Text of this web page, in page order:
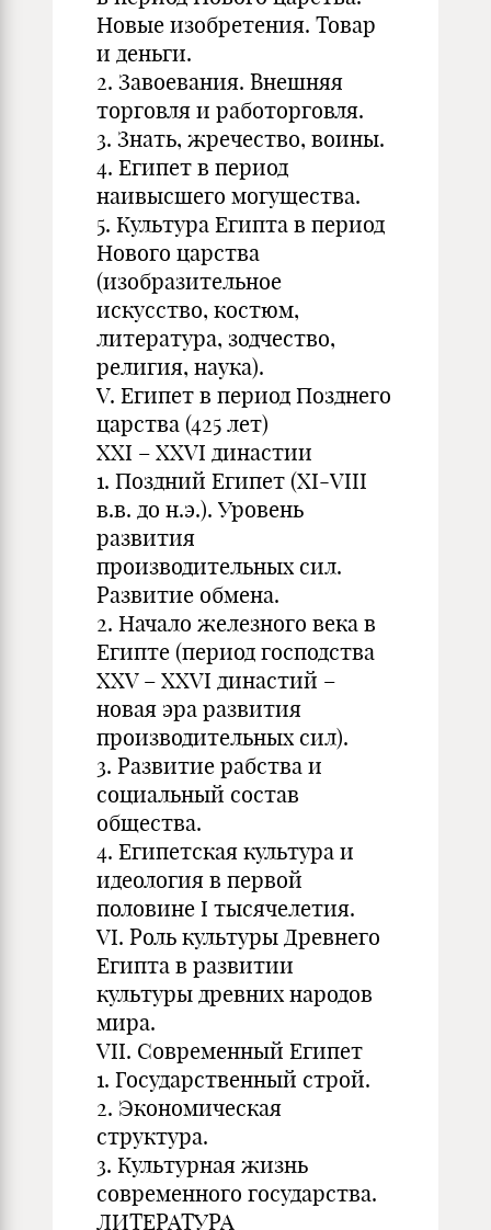
Новые изобретения. Товар
и деньги.
2. Завоевания. Внешняя
торговля и работорговля.
3. Знать, жречество, воины.
4. Египет в период
наивысшего могущества.
5. Культура Египта в период
Нового царства
(изобразительное
искусство, костюм,
литература, зодчество,
религия, наука).
V. Египет в период Позднего
царства (425 лет)
XXI – XXVI династии
1. Поздний Египет (XI-VIII
в.в. до н.э.). Уровень
развития
производительных сил.
Развитие обмена.
2. Начало железного века в
Египте (период господства
XXV – XXVI династий –
новая эра развития
производительных сил).
3. Развитие рабства и
социальный состав
общества.
4. Египетская культура и
идеология в первой
половине I тысячелетия.
VI. Роль культуры Древнего
Египта в развитии
культуры древних народов
мира.
VII. Современный Египет
1. Государственный строй.
2. Экономическая
структура.
3. Культурная жизнь
современного государства.
ЛИТЕРАТУРА